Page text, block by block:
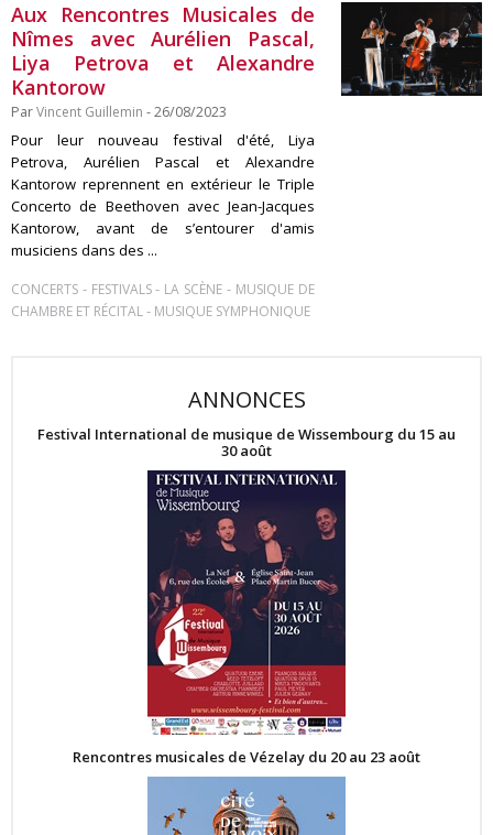
Aux Rencontres Musicales de
Nîmes avec Aurélien Pascal,
Liya Petrova et Alexandre
Kantorow
ParVincent Guillemin - 26/08/2023
Pour leur nouveau festival d'été, Liya
Petrova, Aurélien Pascal et Alexandre
Kantorow reprennent en extérieur le Triple
Concerto de Beethoven avec Jean-Jacques
Kantorow, avant de s’entourer d'amis
musiciens dans des ...
CONCERTS - FESTIVALS- LA SCÈNE - MUSIQUE DE
CHAMBRE ET RÉCITAL- MUSIQUE SYMPHONIQUE
ANNONCES
Festival International de musique de Wissembourg du 15 au
30 août
Rencontres musicales de Vézelay du 20 au 23 août